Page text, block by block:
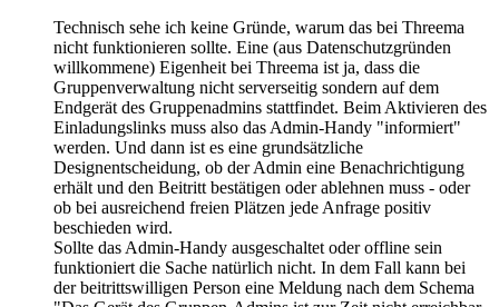
Technisch sehe ich keine Gründe, warum das bei Threema
nicht funktionieren sollte. Eine (aus Datenschutzgründen
willkommene) Eigenheit bei Threema ist ja, dass die
Gruppenverwaltung nicht serverseitig sondern auf dem
Endgerät des Gruppenadmins stattfindet. Beim Aktivieren des
Einladungslinks muss also das Admin-Handy "informiert"
werden. Und dann ist es eine grundsätzliche
Designentscheidung, ob der Admin eine Benachrichtigung
erhält und den Beitritt bestätigen oder ablehnen muss - oder
ob bei ausreichend freien Plätzen jede Anfrage positiv
beschieden wird.
Sollte das Admin-Handy ausgeschaltet oder offline sein
funktioniert die Sache natürlich nicht. In dem Fall kann bei
der beitrittswilligen Person eine Meldung nach dem Schema